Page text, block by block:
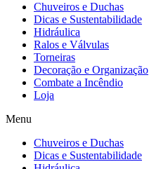
Chuveiros e Duchas
Dicas e Sustentabilidade
Hidráulica
Ralos e Válvulas
Torneiras
Decoração e Organização
Combate a Incêndio
Loja
Menu
Chuveiros e Duchas
Dicas e Sustentabilidade